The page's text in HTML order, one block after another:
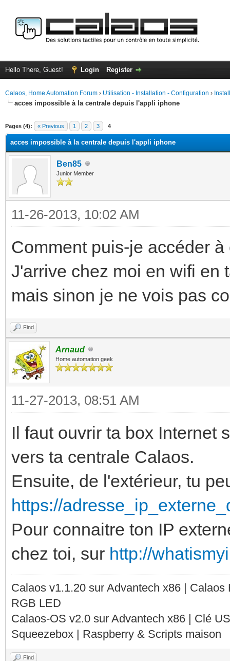
Hello There, Guest! Login Register
Calaos, Home Automation Forum › Utilisation - Installation - Configuration ›
acces impossible à la centrale depuis l'appli iphone
Pages (4): « Previous 1 2 3 4
acces impossible à la centrale depuis l'appli iphone
Ben85
Junior Member
11-26-2013, 10:02 AM
Comment puis-je accéder
J'arrive chez moi en wifi en
mais sinon je ne vois pas
Find
Arnaud
Home automation geek
11-27-2013, 08:51 AM
Il faut ouvrir ta box Internet
vers ta centrale Calaos.
Ensuite, de l'extérieur, tu
https://
Pour connaitre ton IP
chez toi, sur http://
Calaos v1.1.20 sur Advantech x86 |
RGB LED
Calaos-OS v2.0 sur Advantech x86 | Clé
Squeezebox | Raspberry & Scripts maison
Find